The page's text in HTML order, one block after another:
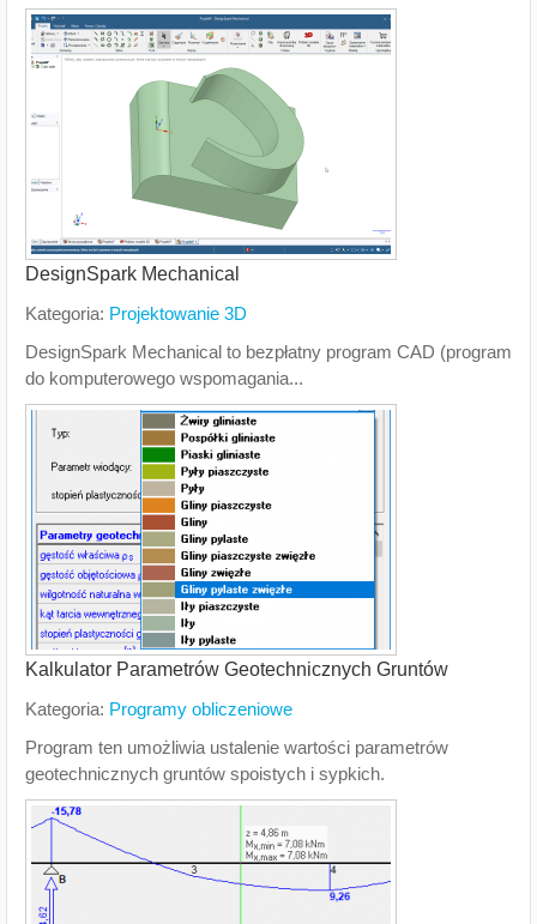
DesignSpark Mechanical
Kategoria: Projektowanie 3D
DesignSpark Mechanical to bezpłatny program CAD (program
do komputerowego wspomagania...
Kalkulator Parametrów Geotechnicznych Gruntów
Kategoria: Programy obliczeniowe
Program ten umożliwia ustalenie wartości parametrów
geotechnicznych gruntów spoistych i sypkich.